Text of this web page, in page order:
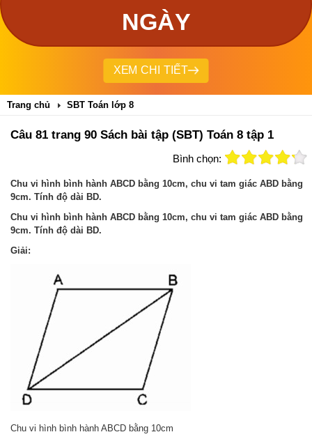
NGÀY
XEM CHI TIẾT
Trang chủ SBT Toán lớp 8
Câu 81 trang 90 Sách bài tập (SBT) Toán 8 tập 1
Bình chọn:
Chu vi hình bình hành ABCD bằng 10cm, chu vi tam giác ABD bằng
9cm. Tính độ dài BD.
Chu vi hình bình hành ABCD bằng 10cm, chu vi tam giác ABD bằng
9cm. Tính độ dài BD.
Giải:
Chu vi hình bình hành ABCD bằng 10cm